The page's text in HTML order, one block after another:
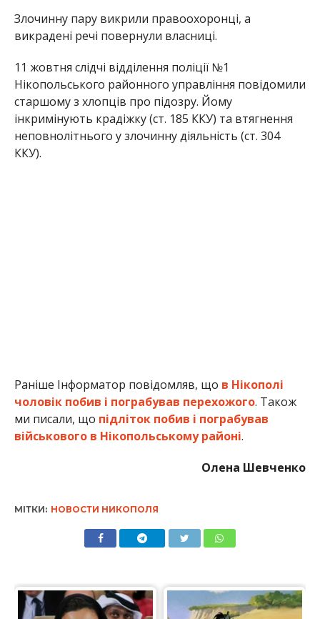
Злочинну пару викрили правоохоронці, а
викрадені речі повернули власниці.
11 жовтня слідчі відділення поліції №1
Нікопольського районного управління повідомили
старшому з хлопців про підозру. Йому
інкримінують крадіжку (ст. 185 ККУ) та втягнення
неповнолітнього у злочинну діяльність (ст. 304
ККУ).